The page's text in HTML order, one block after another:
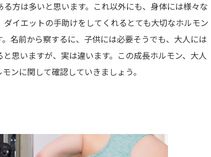
方は多いと思います。これ以外にも、身体には様々な
イエットの手助けをしてくれるとても大切なホルモン
名前から察するに、子供には必要そうでも、大人には
思いますが、実は違います。この成長ホルモン、大人
ンに関して確認していきましょう。